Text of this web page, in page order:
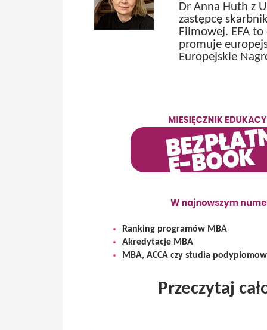
Dr Anna Huth z
zastępcę
Filmowej. EFA
promuje
Europejskie
Ranking programów MBA
Akredytacje MBA
MBA, ACCA czy studia
Przeczytaj